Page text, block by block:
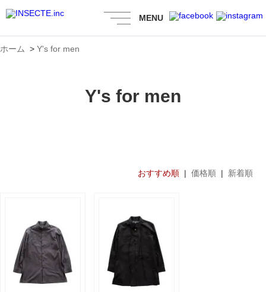
MENU
ホーム > Y's for men
Y's for men
おすすめ順| 価格順| 新着順